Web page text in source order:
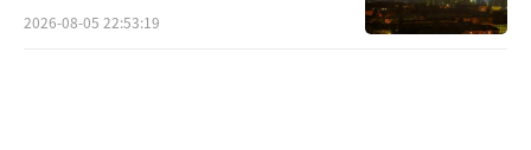
2026-08-05 22:53:19